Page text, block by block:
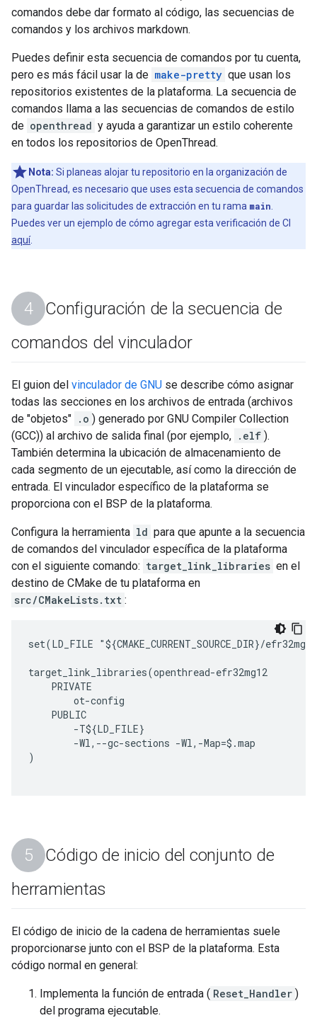
comandos debe dar formato al código, las secuencias de
comandos y los archivos markdown.
Puedes definir esta secuencia de comandos por tu cuenta,
pero es más fácil usar la de make-pretty que usan los
repositorios existentes de la plataforma. La secuencia de
comandos llama a las secuencias de comandos de estilo
de openthread y ayuda a garantizar un estilo coherente
en todos los repositorios de OpenThread.
Nota: Si planeas alojar tu repositorio en la organización de
OpenThread, es necesario que uses esta secuencia de comandos
para guardar las solicitudes de extracción en tu rama main
Puedes ver un ejemplo de cómo agregar esta verificación de CI
aquí.
Configuración de la secuencia de
comandos del vinculador
El guion del vinculador de GNU se describe cómo asignar
todas las secciones en los archivos de entrada (archivos
de "objetos" .o ) generado por GNU Compiler Collection
(GCC)) al archivo de salida final (por ejemplo, .elf ).
También determina la ubicación de almacenamiento de
cada segmento de un ejecutable, así como la dirección de
entrada. El vinculador específico de la plataforma se
proporciona con el BSP de la plataforma.
Configura la herramienta ld para que apunte a la secuencia
de comandos del vinculador específica de la plataforma
con el siguiente comando: target_link_libraries en el
destino de CMake de tu plataforma en
src/CMakeLists.txt :
set(LD_FILE "${CMAKE_CURRENT_SOURCE_DIR}/
target_link_libraries(openthread-efr32mg12
    PRIVATE
        ot-config
    PUBLIC
        -T${LD_FILE}
        -Wl,--gc-sections -Wl,-Map=$
.map
)
Código de inicio del conjunto de
herramientas
El código de inicio de la cadena de herramientas suele
proporcionarse junto con el BSP de la plataforma. Esta
código normal en general:
Implementa la función de entrada ( Reset_Handler )
del programa ejecutable.